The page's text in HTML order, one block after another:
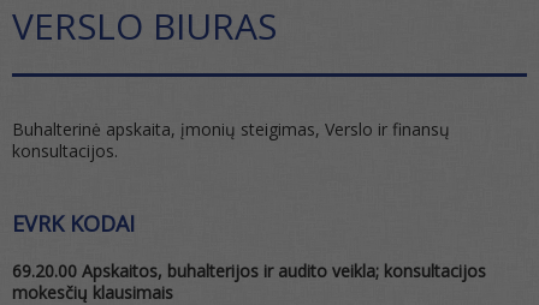
VERSLO BIURAS
Buhalterinė apskaita, įmonių steigimas, Verslo ir finansų
konsultacijos.
EVRK KODAI
69.20.00 Apskaitos, buhalterijos ir audito veikla; konsultacijos
mokesčių klausimais